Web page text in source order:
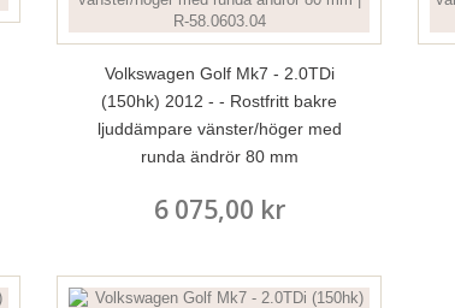
Volkswagen Golf Mk7 - 2.0TDi
(150hk) 2012 - - Rostfritt bakre
ljuddämpare vänster/höger med
runda ändrör 80 mm
6 075,00 kr